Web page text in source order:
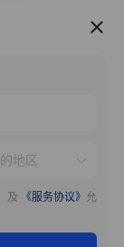
服务推荐
及 《服务协议》 允